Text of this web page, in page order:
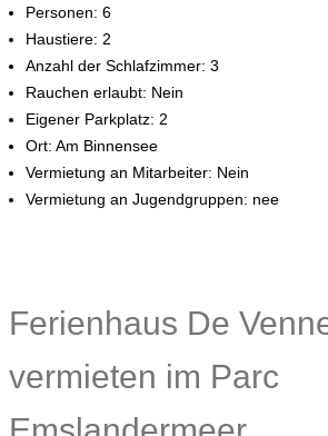
Personen: 6
Haustiere: 2
Anzahl der Schlafzimmer: 3
Rauchen erlaubt: Nein
Eigener Parkplatz: 2
Ort: Am Binnensee
Vermietung an Mitarbeiter: Nein
Vermietung an Jugendgruppen: nee
Ferienhaus De
vermieten im Parc